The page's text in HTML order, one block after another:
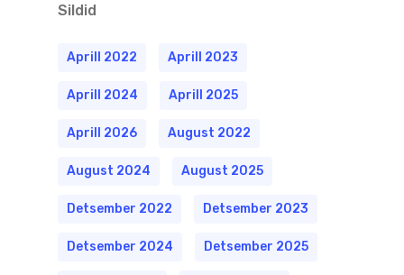
Sildid
Aprill 2022 Aprill 2023
Aprill 2024 Aprill 2025
Aprill 2026 August 2022
August 2024 August 2025
Detsember 2022 Detsember 2023
Detsember 2024 Detsember 2025